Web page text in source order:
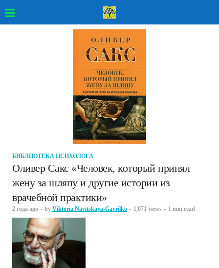
БИБЛИОТЕКА ПСИХОЛОГА
Оливер Сакс «Человек, который принял
жену за шляпу и другие истории из
врачебной практики»
2 года ago by Viktoria Navitskaya-Gavrilko 1,071 views 1 min read